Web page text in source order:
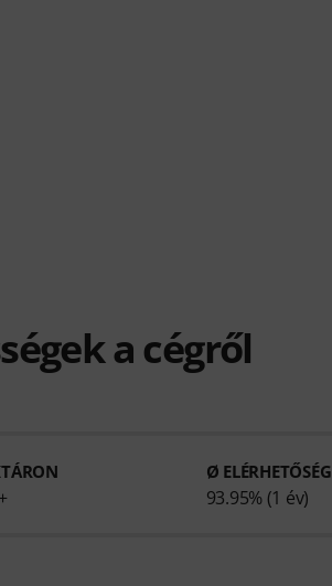
a cégről
Ø ELÉRHETŐSÉG
93.95% (1 év)